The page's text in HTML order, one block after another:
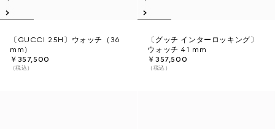
〔GUCCI 25H〕ウォッチ（36
mm）
￥357,500
（税込）
〔グッチ インターロッキング〕
ウォッチ 41 mm
￥357,500
（税込）